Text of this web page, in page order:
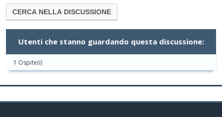
Utenti che stanno guardando questa discussione:
1 Ospite(i)